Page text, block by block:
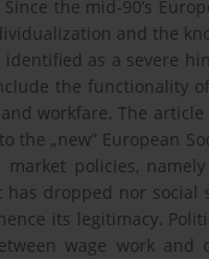
the mid-90’s
and the
identified as a severe
the functionality
workfare. The
the „new” European
policies,
has dropped nor
its legitimacy.
wage work